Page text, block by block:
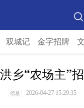
双城记 金字招牌
乡“农场主”
信息 2026-04-27 15:29:35